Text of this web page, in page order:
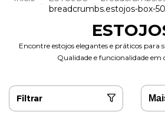
breadcrumbs.estojos-box-
Encontre estojos elegantes e práticos para
Qualidade e funcionalidade em
Filtrar